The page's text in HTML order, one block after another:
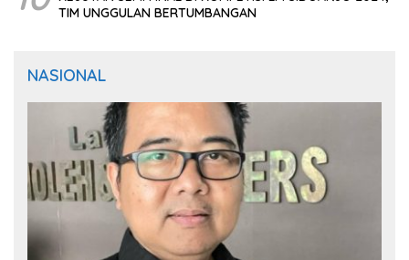
TIM UNGGULAN BERTUMBANGAN
NASIONAL